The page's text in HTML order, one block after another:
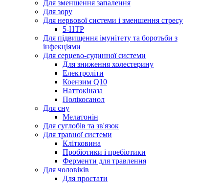
Для зменшення запалення
Для зору
Для нервової системи і зменшення стресу
5-HTP
Для підвищення імунітету та боротьби з
інфекціями
Для серцево-судинної системи
Для зниження холестерину
Електроліти
Коензим Q10
Наттокіназа
Полікосанол
Для сну
Мелатонін
Для суглобів та зв'язок
Для травної системи
Клітковина
Пробіотики і пребіотики
Ферменти для травлення
Для чоловіків
Для простати